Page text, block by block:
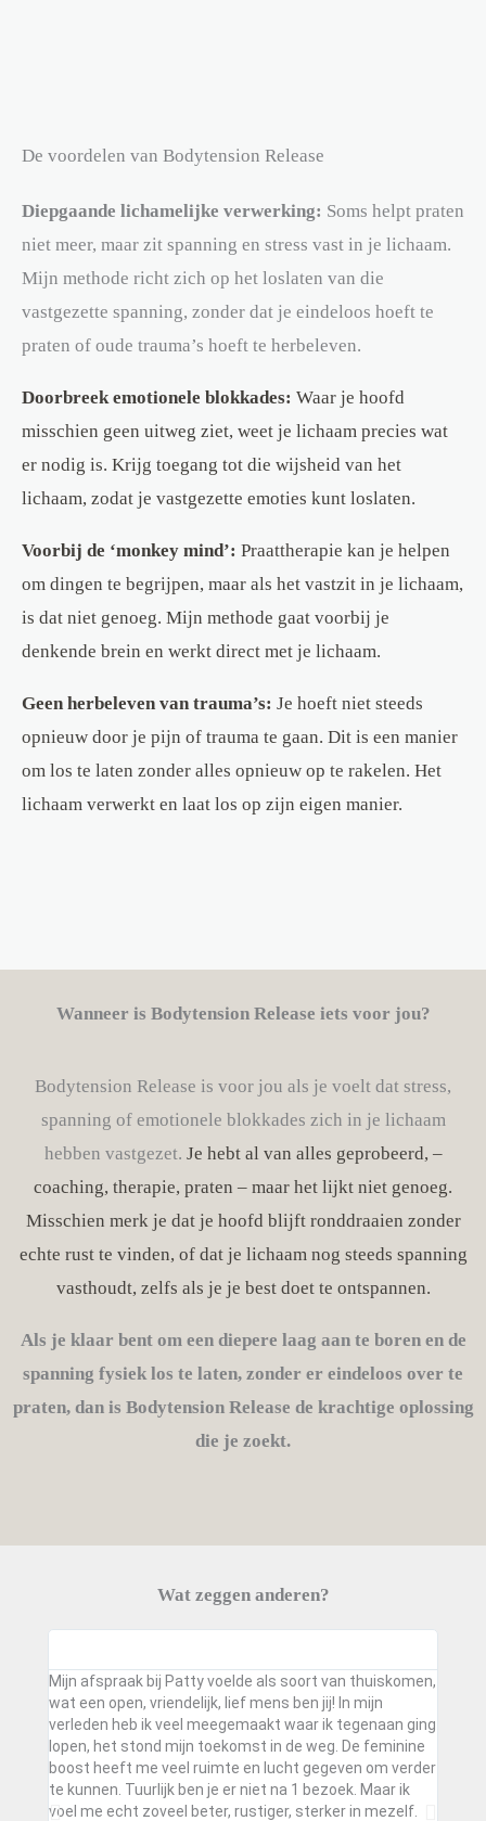
De voordelen van Bodytension Release
Diepgaande lichamelijke verwerking: Soms helpt praten
niet meer, maar zit spanning en stress vast in je lichaam.
Mijn methode richt zich op het loslaten van die
vastgezette spanning, zonder dat je eindeloos hoeft te
praten of oude trauma’s hoeft te herbeleven.
Doorbreek emotionele blokkades: Waar je hoofd
misschien geen uitweg ziet, weet je lichaam precies wat
er nodig is. Krijg toegang tot die wijsheid van het
lichaam, zodat je vastgezette emoties kunt loslaten.
Voorbij de ‘monkey mind’: Praattherapie kan je helpen
om dingen te begrijpen, maar als het vastzit in je lichaam,
is dat niet genoeg. Mijn methode gaat voorbij je
denkende brein en werkt direct met je lichaam.
Geen herbeleven van trauma’s: Je hoeft niet steeds
opnieuw door je pijn of trauma te gaan. Dit is een manier
om los te laten zonder alles opnieuw op te rakelen. Het
lichaam verwerkt en laat los op zijn eigen manier.
Wanneer is Bodytension Release iets voor jou?
Bodytension Release is voor jou als je voelt dat stress,
spanning of emotionele blokkades zich in je lichaam
hebben vastgezet. Je hebt al van alles geprobeerd, –
coaching, therapie, praten – maar het lijkt niet genoeg.
Misschien merk je dat je hoofd blijft ronddraaien zonder
echte rust te vinden, of dat je lichaam nog steeds spanning
vasthoudt, zelfs als je je best doet te ontspannen.
Als je klaar bent om een diepere laag aan te boren en de
spanning fysiek los te laten, zonder er eindeloos over te
praten, dan is Bodytension Release de krachtige oplossing
die je zoekt.
Wat zeggen anderen?
Mijn afspraak bij Patty voelde als soort van thuiskomen,
wat een open, vriendelijk, lief mens ben jij! In mijn
verleden heb ik veel meegemaakt waar ik tegenaan ging
lopen, het stond mijn toekomst in de weg. De feminine
boost heeft me veel ruimte en lucht gegeven om verder
te kunnen. Tuurlijk ben je er niet na 1 bezoek. Maar ik
voel me echt zoveel beter, rustiger, sterker in mezelf.